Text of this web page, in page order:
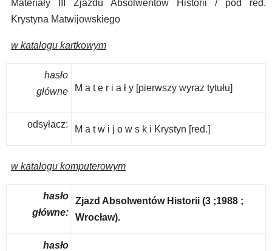
Materiały III Zjazdu Absolwentów Historii / pod red.
Krystyna Matwijowskiego
w katalogu kartkowym
hasło
główne
M a t e r i a ł y [pierwszy wyraz tytułu]
odsyłacz: M a t w i j o w s k i Krystyn [red.]
w katalogu komputerowym
hasło
główne:
Zjazd Absolwentów Historii (3 ;1988 ;
Wrocław).
hasło